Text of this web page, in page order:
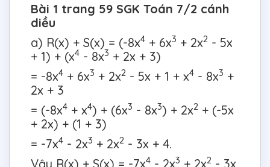
Bài 1 trang 59 SGK Toán 7/2 cánh
diều
a) R(x) + S(x) = (-8x4 + 6x3 + 2x2 - 5x
+ 1) + (x4 - 8x3 + 2x + 3)
= -8x4 + 6x3 + 2x2 - 5x + 1 + x4 - 8x3 +
2x + 3
= (-8x4 + x4) + (6x3 - 8x3) + 2x2 + (-5x
+ 2x) + (1 + 3)
= -7x4 - 2x3 + 2x2 - 3x + 4.
Vậy R(x) + S(x) = -7x4 - 2x3 + 2x2 - 3x